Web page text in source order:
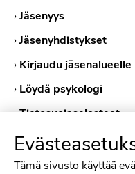
›Jäsenyys
›Jäsenyhdistykset
› Kirjaudu jäsenalueelle
› Löydä psykologi
›Tietosuojaselosteet
›Evästekäytännöt
Tämä sivusto käyttää